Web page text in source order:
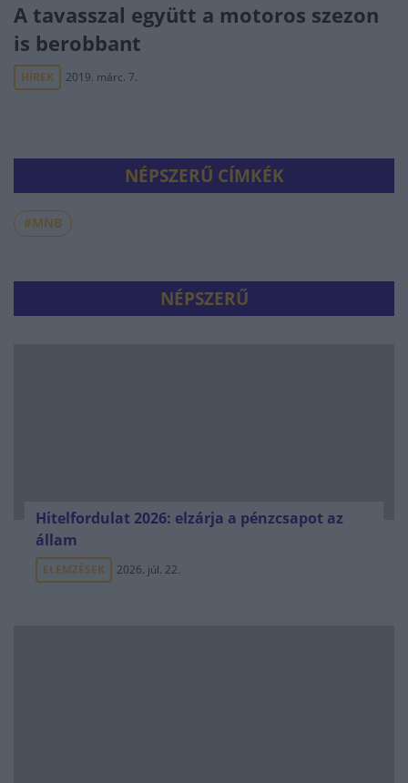
A tavasszal együtt a motoros szezon
is berobbant
HÍREK 2019. márc. 7.
NÉPSZERŰ CÍMKÉK
#MNB
NÉPSZERŰ
Hitelfordulat 2026: elzárja a pénzcsapot az
állam
ELEMZÉSEK 2026. júl. 22.